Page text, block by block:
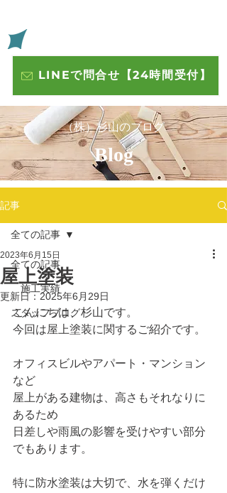
LINEで問合せ【24時間受付】
記事
全ての記事
施工実績
スタッフブログ
全ての記事
屋上塗装
2023年6月15日
更新日：2025年6月29日
こんにちは、杉山です。
今回は屋上塗装に関するご紹介です。
オフィスビルやアパート・マンション
など
屋上がある建物は、高さもそれなりに
あるため
日差しや雨風の影響を受けやすい部分
でもあります。
特に防水塗装は大切で、水を弾くだけ
​（株）杉山のブログ
​Blog